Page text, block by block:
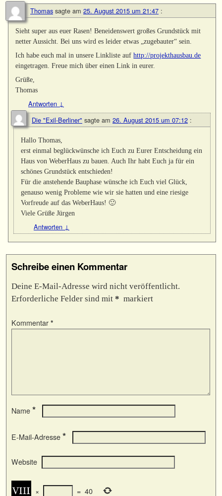
Thomas sagte am 25. August 2015 um 21:47 :
Sieht super aus euer Rasen! Beneidenswert großes Grundstück mit
netter Aussicht. Bei uns wird es leider etwas „zugebauter“ sein.
Ich habe euch mal in unsere Linkliste aufhttp://projekthausbau.de
eingetragen. Freue mich über einen Link in eurer.
Grüße,
Thomas
Antworten ↓
Die "Exil-Berliner" sagte am 26. August 2015 um 07:12 :
Hallo Thomas,
erst einmal beglückwünsche ich Euch zu Eurer Entscheidung ein
Haus von WeberHaus zu bauen. Auch Ihr habt Euch ja für ein
schönes Grundstück entschieden!
Für die anstehende Bauphase wünsche ich Euch viel Glück,
genauso wenig Probleme wie wir sie hatten und eine riesige
Vorfreude auf das WeberHaus! 🙂
Viele Grüße Jürgen
Antworten ↓
Schreibe einen Kommentar
Deine E-Mail-Adresse wird nicht veröffentlicht.
Erforderliche Felder sind mit * markiert
Kommentar *
Name *
E-Mail-Adresse *
Website
× = 40